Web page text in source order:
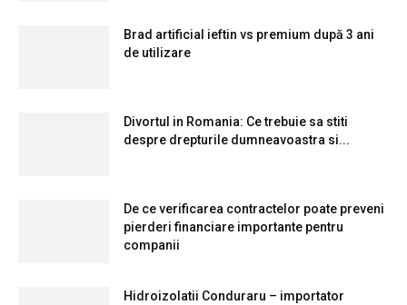
Brad artificial ieftin vs premium după 3 ani
de utilizare
Divortul in Romania: Ce trebuie sa stiti
despre drepturile dumneavoastra si...
De ce verificarea contractelor poate preveni
pierderi financiare importante pentru
companii
Hidroizolatii Conduraru – importator